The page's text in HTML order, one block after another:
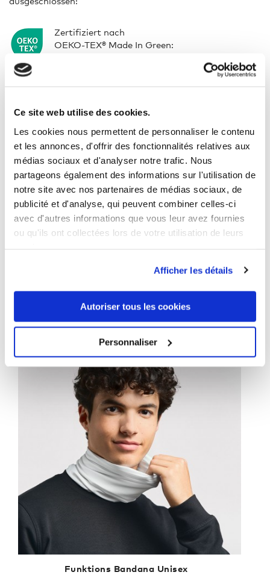
Ce site web utilise des cookies.
Les cookies nous permettent de personnaliser le contenu
et les annonces, d'offrir des fonctionnalités relatives aux
médias sociaux et d'analyser notre trafic. Nous
partageons également des informations sur l'utilisation de
notre site avec nos partenaires de médias sociaux, de
publicité et d'analyse, qui peuvent combiner celles-ci
avec d'autres informations que vous leur avez fournies
ou qu'ils ont collectées lors de votre utilisation de leurs
Afficher les détails
Autoriser tous les cookies
Personnaliser
Zertifiziert nach
OEKO-TEX® Made In Green:
Zusammensetzung:95% Baumwolle, 5% Elasthan
180 g/m²
Waschhinweise:40 °C
Trockner geeignet:Nein
1 ANDERE PRODUKTE DER
Funktions Bandana Unisex